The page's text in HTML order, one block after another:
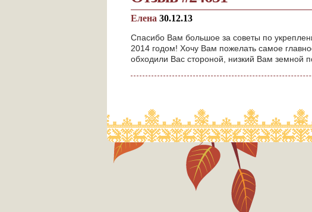
Елена 30.12.13
Спасибо Вам большое за советы по
2014 годом! Хочу Вам пожелать самое
обходили Вас стороной, низкий Вам земной